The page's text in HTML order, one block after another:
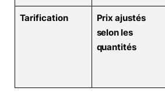
Tarification
Prix ajustés
selon les
quantités